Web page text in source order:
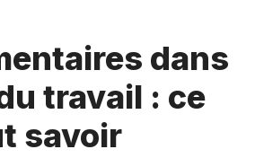
dans
travail : ce
savoir